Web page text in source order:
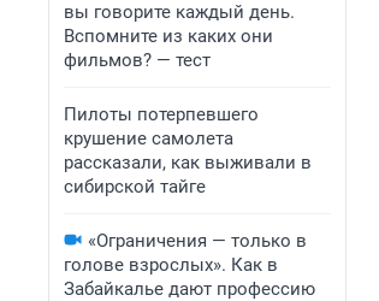
вы говорите каждый день.
Вспомните из каких они
фильмов? — тест
Пилоты потерпевшего
крушение самолета
рассказали, как выживали в
сибирской тайге
«Ограничения — только в
голове взрослых». Как в
Забайкалье дают профессию